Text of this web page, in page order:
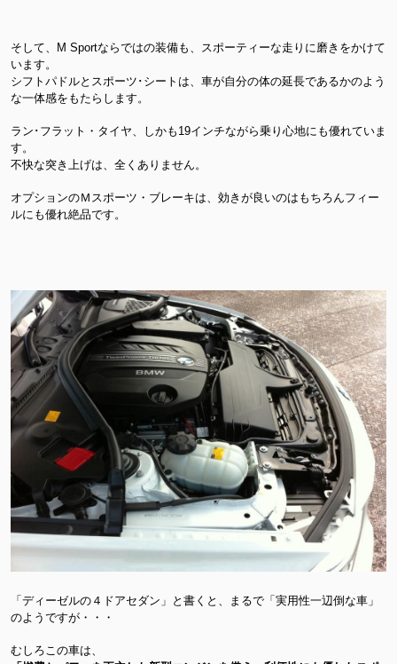
そして、M Sportならではの装備も、スポーティーな走りに磨きをかけて
います。
シフトパドルとスポーツ･シートは、車が自分の体の延長であるかのよう
な一体感をもたらします。
ラン･フラット・タイヤ、しかも19インチながら乗り心地にも優れていま
す。
不快な突き上げは、全くありません。
オプションのＭスポーツ・ブレーキは、効きが良いのはもちろんフィー
ルにも優れ絶品です。
「ディーゼルの４ドアセダン」と書くと、まるで「実用性一辺倒な車」
のようですが・・・
むしろこの車は、